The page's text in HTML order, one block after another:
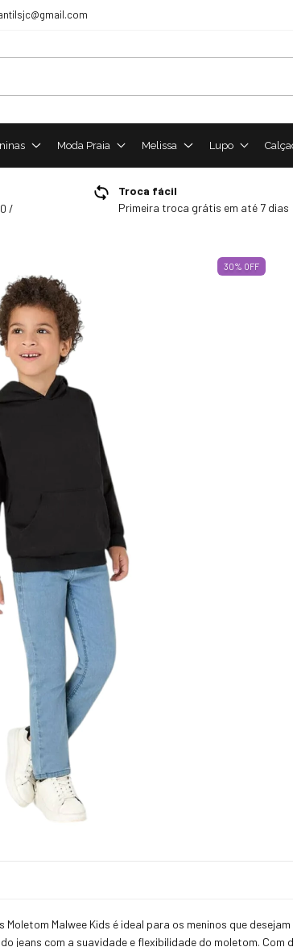
Moda Praia Melissa Lupo
/
Troca fácil
Primeira troca grátis em até 7 dias
30% OFF
Moletom Malwee Kids é ideal para os meninos que
jeans com a suavidade e flexibilidade do moletom.